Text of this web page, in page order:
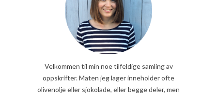
Velkommen til min noe tilfeldige samling av
oppskrifter. Maten jeg lager inneholder ofte
olivenolje eller sjokolade, eller begge deler, men